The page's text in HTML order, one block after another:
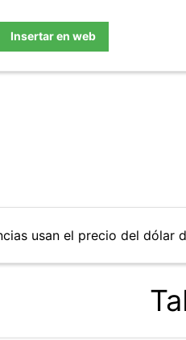
Insertar en web
usan el precio del